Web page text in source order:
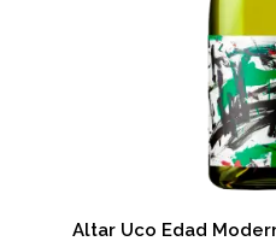
Altar Uco Edad